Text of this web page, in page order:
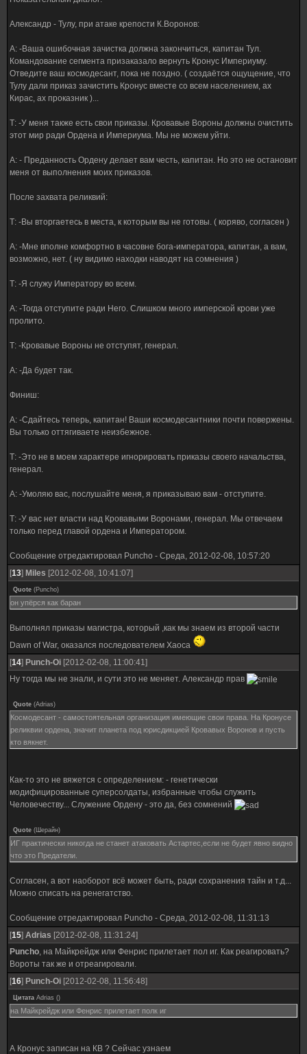
Александр - Тулу, при атаке крепости К.Воронов:
А: -Ваша ошибочная зачистка должна закончиться, капитан Тул.
Командование сегмента призаказало вернуть Кронус Империуму.
Отведите ваш космодесант, пока не поздно. ( создаётся ощущение, что
Тулу дали приказ зачистить Кронус вместе со всем населением, ах
Кирас, ах проказник )...
Т: -У меня также есть свои приказы. Кровавые Вороны должны очистить
этот мир ради Ордена и Империума. Мы не можем уйти.
А: - Преданность Ордену делает вам честь, капитан. Но это не остановит
меня от выполнения моих приказов.
После захвата реликвий:
Т: -Вы вторгаетесь в места, к которым вы не готовы. ( коряво, согласен )
А: -Мне вполне комфортно в часовне бога-императора, капитан, а вам,
возможно, нет. ( ну видимо находки наводят на сомнения )
Т: -Я служу Императору во всем.
А: -Тогда отступите ради Него. Слишком много имперской крови уже
пролито.
Т: -Кровавые Вороны не отступят, генерал.
А: -Да будет так.
Финиш:
А: -Сдайтесь теперь, капитан! Ваши космодесантники почти повержены.
Вы только оттягиваете неизбежное.
Т: -Это не в моем характере игнорировать приказы своего начальства,
генерал.
А: -Умоляю вас, послушайте меня, я приказываю вам - отступите.
Т: -У вас нет власти над Кровавыми Воронами, генерал. Мы отвечаем
только перед главой ордена и Императором.
Сообщение отредактировал Puncho - Среда, 2012-02-08, 10:57:20
[13] Miles [2012-02-08, 10:41:07]
Quote (Puncho)
он упёрся как баран
Выполнял приказы магистра, который ,как мы знаем из второй части
Dawn of War, оказался последователем Хаоса
[14] Punch-Oi [2012-02-08, 11:00:41]
Ну тогда мы не знали, и сути это не меняет. Александр прав
Quote (Adrias)
Космодесант - самостоятельная организация имеющие свои права. На Кронусе
реликвии ордена, значит планета под юрисдикцией Кровавых Воронов и пусть
кто вякнет.
Как-то это не вяжется с определением: - генетически
модифицированные суперсолдаты, избранные чтобы служить
Человечеству... Служение Ордену - это да, без сомнений
Quote ( Шерайн)
ИГ практически никогда не станет атаковать Астартес,если не будет явно видно
что это Предатели.
Согласен, а вот наоборот всё может быть, ради сохранения тайн и т.д...
Можно списать на ренегатство.
Сообщение отредактировал Puncho - Среда, 2012-02-08, 11:31:13
[15] Adrias [2012-02-08, 11:31:24]
Puncho, на Майкрейдж или Фенрис прилетает пол иг. Как реагировать?
Вороты так же и отреагировали.
[16] Punch-Oi [2012-02-08, 11:56:48]
Цитата Adrias ()
на Майкрейдж или Фенрис прилетает полк иг
А Кронус записан на КВ ? Сейчас узнаем